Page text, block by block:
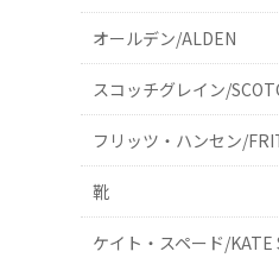
オールデン/ALDEN
スコッチグレイン/
フリッツ・ハンセン/
靴
ケイト・スペード/KATE